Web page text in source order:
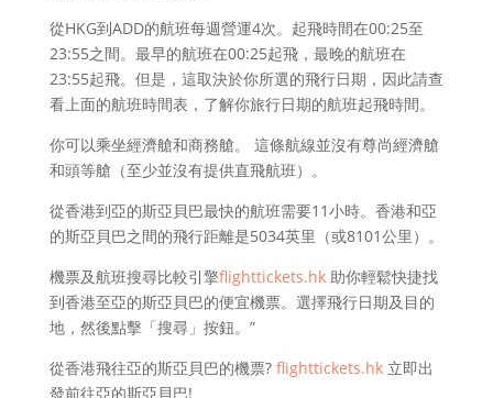
從HKG到ADD的航班每週營運4次。起飛時間在00:25至
23:55之間。最早的航班在00:25起飛，最晚的航班在
23:55起飛。但是，這取決於你所選的飛行日期，因此請查
看上面的航班時間表，了解你旅行日期的航班起飛時間。
你可以乘坐經濟艙和商務艙。 這條航線並沒有尊尚經濟艙
和頭等艙（至少並沒有提供直飛航班）。
從香港到亞的斯亞貝巴最快的航班需要11小時。香港和亞
的斯亞貝巴之間的飛行距離是5034英里（或8101公里）。
機票及航班搜尋比較引擎flighttickets.hk助你輕鬆快捷找
到香港至亞的斯亞貝巴的便宜機票。選擇飛行日期及目的
地，然後點擊「搜尋」按鈕。”
從香港飛往亞的斯亞貝巴的機票? flighttickets.hk立即出
發前往亞的斯亞貝巴!